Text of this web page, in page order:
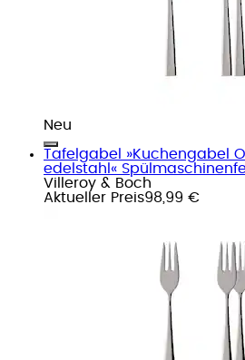
Neu
Tafelgabel »Kuchengabel
edelstahl«
Villeroy & Boch
Aktueller Preis98,99 €